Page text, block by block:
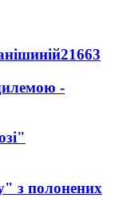
21663
-
з полонених